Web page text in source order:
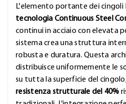
L'elemento portante dei cingoli
tecnologia Continuous Steel
continui in acciaio con elevata
sistema crea una struttura
robusta e duratura. Questa
distribuisce uniformemente le
su tutta la superficie del
resistenza strutturale del 40%